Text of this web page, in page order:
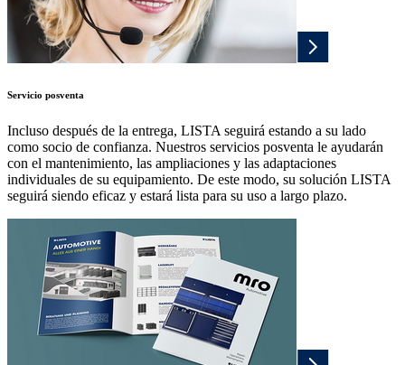
Servicio posventa
Incluso después de la entrega, LISTA seguirá estando a su lado
como socio de confianza. Nuestros servicios posventa le ayudarán
con el mantenimiento, las ampliaciones y las adaptaciones
individuales de su equipamiento. De este modo, su solución LISTA
seguirá siendo eficaz y estará lista para su uso a largo plazo.